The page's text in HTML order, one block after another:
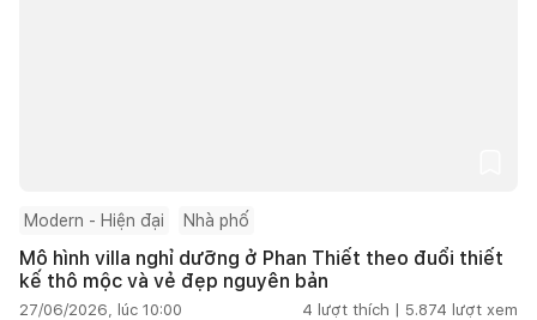
Modern - Hiện đại Nhà phố
Mô hình villa nghỉ dưỡng ở Phan Thiết theo đuổi thiết
kế thô mộc và vẻ đẹp nguyên bản
27/06/2026, lúc 10:00 4 lượt thích | 5.874 lượt xem